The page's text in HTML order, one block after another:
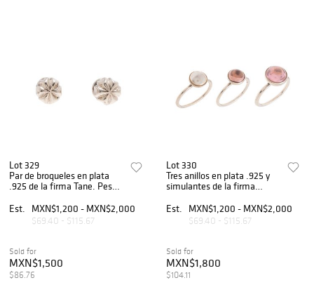
Lot 329
Par de broqueles en plata
.925 de la firma Tane. Peso:
Est.
MXN$1,200 - MXN$2,000
$69.40 - $115.67
Sold for
MXN$1,500
$86.76
Lot 330
Tres anillos en plata .925 y
simulantes de la firma
Est.
MXN$1,200 - MXN$2,000
$69.40 - $115.67
Sold for
MXN$1,800
$104.11